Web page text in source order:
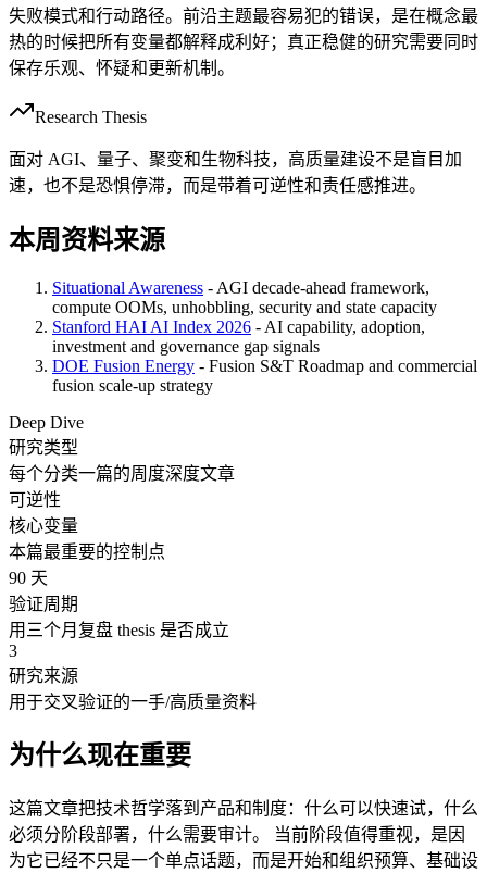
失败模式和行动路径。前沿主题最容易犯的错误，是在概念最
热的时候把所有变量都解释成利好；真正稳健的研究需要同时
保存乐观、怀疑和更新机制。
Research Thesis
面对 AGI、量子、聚变和生物科技，高质量建设不是盲目加
速，也不是恐惧停滞，而是带着可逆性和责任感推进。
本周资料来源
Situational Awareness - AGI decade-ahead framework,
compute OOMs, unhobbling, security and state capacity
Stanford HAI AI Index 2026 - AI capability, adoption,
investment and governance gap signals
DOE Fusion Energy - Fusion S&T Roadmap and commercial
fusion scale-up strategy
Deep Dive
研究类型
每个分类一篇的周度深度文章
可逆性
核心变量
本篇最重要的控制点
90 天
验证周期
用三个月复盘 thesis 是否成立
3
研究来源
用于交叉验证的一手/高质量资料
为什么现在重要
这篇文章把技术哲学落到产品和制度：什么可以快速试，什么
必须分阶段部署，什么需要审计。 当前阶段值得重视，是因
为它已经不只是一个单点话题，而是开始和组织预算、基础设